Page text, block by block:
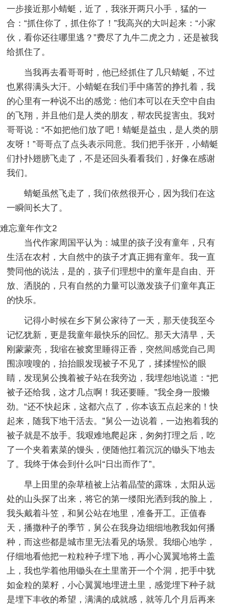
一步接近那小蜻蜓，近了，我张开两只小手，猛的一
合：“抓住你了，抓住你了！”我高兴的大叫起来：“小家
伙，看你还往哪里逃？”费尽了九牛二虎之力，还是被我
给抓住了。
当我再去看哥哥时，他已经抓住了几只蜻蜓，不过
也累得满头大汗。小蜻蜓在我们手中痛苦的挣扎着，我
的心里有一种说不出的感觉：他们本可以在天空中自由
的飞翔，并且他们是人类的朋友，帮农民捉害虫。我对
哥哥说：“不如把他们放了吧！蜻蜓是益虫，是人类的朋
友呀！”哥哥点了点头表示同意。我们把手张开，小蜻蜓
们扑扑翅膀飞走了，不是还回头看看我们，好像在感谢
我们。
蜻蜓虽然飞走了，我们依然很开心，因为我们在这
一瞬间长大了。
难忘童年作文2
当代作家周国平认为：城里的孩子没有童年，只有
生活在农村，大自然中的孩子才真正拥有童年。我一直
赞同他的说法，是的，孩子们理想中的童年是自由、开
放、洒脱的，只有自然的力量可以激发孩子们童年真正
的快乐。
记得小时候在乡下舅公家待了一天，那天使我至今
记忆犹新，更是我童年最快乐的回忆。那天大清早，天
刚蒙蒙亮，我缩在被窝里睡得正香，突然间感觉自己周
围凉嗖嗖的，抬抬眼发现被子不见了，揉揉惺忪的眼
睛，发现舅公拽着被子站在我旁边，我埋怨地说道：“把
被子还给我，这才几点啊！我还要睡。”我全身一股懒
劲。“还不快起床，这都六点了，你本该五点起来的！快
起来，随我下地干活去。”舅公一边说着，一边抱着我的
被子就是不放手。我艰难地爬起床，匆匆打理之后，吃
了一个夹着素菜的馒头，便随他扛着沉沉的锄头下地去
了。我终于体会到什么叫“日出而作了”。
早上田里的杂草植被上沾着晶莹的露珠，太阳从远
处的山头探了出来，将它的第一缕阳光洒到我的脸上，
我头戴着斗笠，和舅公站在地里，准备开工。正值春
天，播撒种子的季节，舅公在我身边细细地教我如何播
种，而这些都是城市里无法看见的场景。我细心地学，
仔细地看他把一粒粒种子埋下地，再小心翼翼地将土盖
上，我也学着他用锄头在土里凿开一个个洞，把手中犹
如金粒的菜籽，小心翼翼地埋进土里，感觉埋下种子就
是埋下丰收的希望，满满的成就感，就等几个月后再来